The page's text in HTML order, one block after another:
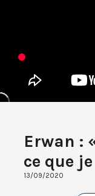
Erwan :
ce que
13/09/2020